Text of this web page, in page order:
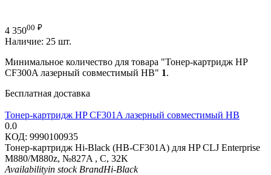
4 35000 ₽
Наличие: 25 шт.
Минимальное количество для товара "Тонер-картридж HP
CF300A лазерный совместимый HB" 1.
Бесплатная доставка
Тонер-картридж HP CF301A лазерный совместимый HB
0.0
КОД: 9990100935
Тонер-картридж Hi-Black (HB-CF301A) для HP CLJ Enterprise
M880/M880z, №827A , C, 32K
Availabilityin stock BrandHi-Black